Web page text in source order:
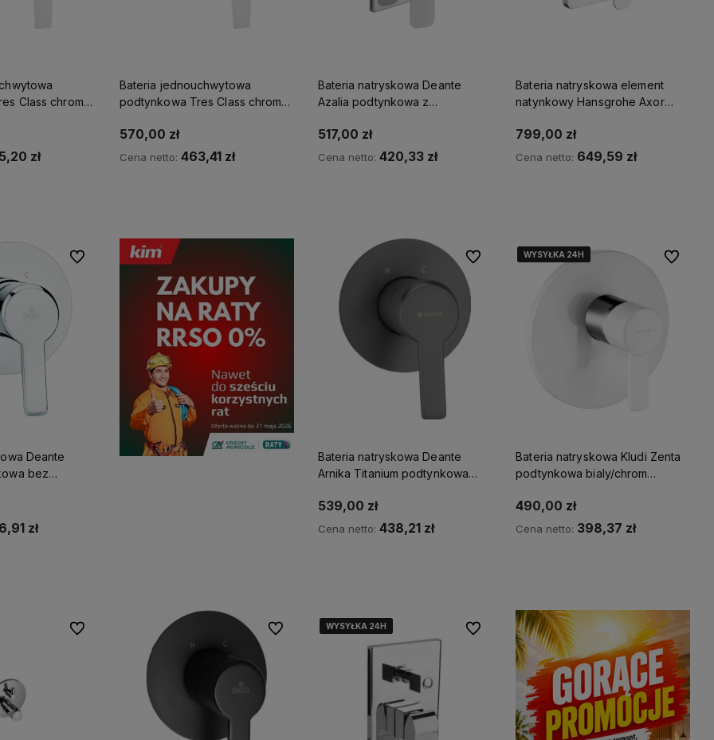
Class chrom
zł
Bateria jednouchwytowa
podtynkowa Tres Class chrom
570,00 zł
Cena netto: 463,41 zł
Bateria natryskowa Deante
Azalia podtynkowa z
517,00 zł
Cena netto: 420,33 zł
Bateria natryskowa element
natynkowy Hansgrohe Axor
799,00 zł
Cena netto: 649,59 zł
Deante
zł
Do ulubionych
Bateria natryskowa Deante
Arnika Titanium podtynkowa
539,00 zł
Cena netto: 438,21 zł
Do ulubionychWYSYŁKA 24H
WYSYŁKA 24H
WYSYŁKA 24H
WYSYŁKA 24H
WYSYŁKA 24H
Bateria natryskowa Kludi Zenta
podtynkowa bialy/chrom
490,00 zł
Cena netto: 398,37 zł
Do
Do ulubionych Do ulubionychWYSYŁKA 24H
WYSYŁKA 24H
WYSYŁKA 24H
WYSYŁKA 24H
WYSYŁKA 24H Do ulubionych